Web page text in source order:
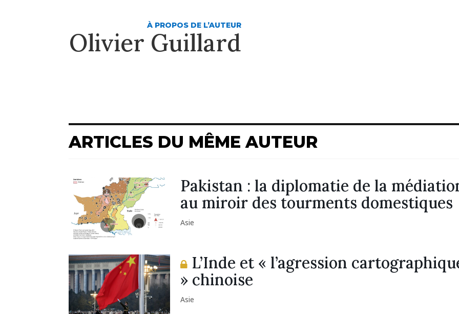
À PROPOS DE L’AUTEUR
Olivier Guillard
ARTICLES DU MÊME AUTEUR
Pakistan : la diplomatie de la
au miroir des tourments domestiques
Asie
L’Inde et « l’agression
» chinoise
Asie